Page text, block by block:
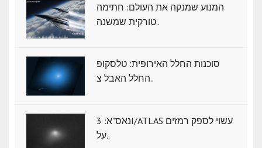
המנוע שמנקה את העולם: חתימה
טורקית שמשנה..
סוכנות החלל האירופית: טלסקופ
החלל האבל צ..
נאס"א: ‏3I/ATLAS עשוי לספק רמזים
על..